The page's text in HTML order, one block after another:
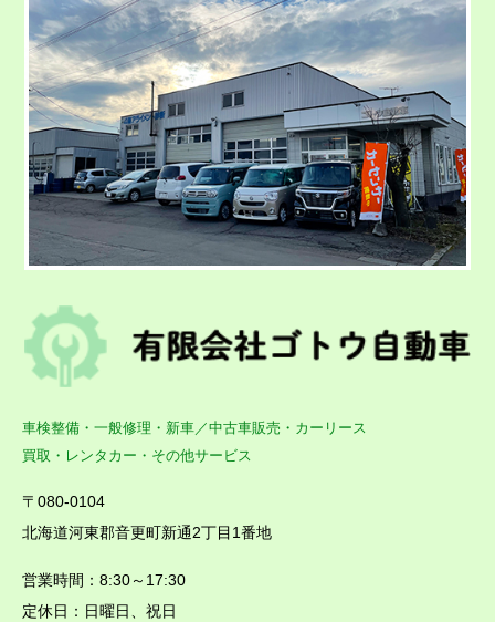
車検整備・一般修理・新車／中古車販売・カーリース
買取・レンタカー・その他サービス
〒080-0104
北海道河東郡音更町新通2丁目1番地
営業時間：8:30～17:30
定休日：日曜日、祝日